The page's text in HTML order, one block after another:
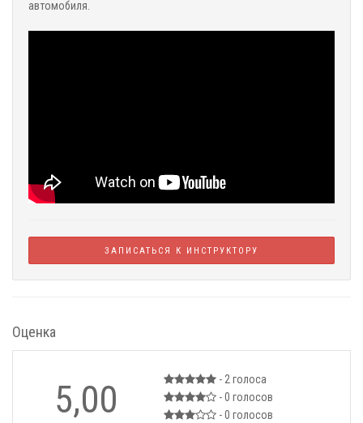
автомобиля.
ЗАПИСАТЬСЯ К ИНСТРУКТОРУ
Оценка
5,00 - 2 голоса
- 0 голосов
- 0 голосов